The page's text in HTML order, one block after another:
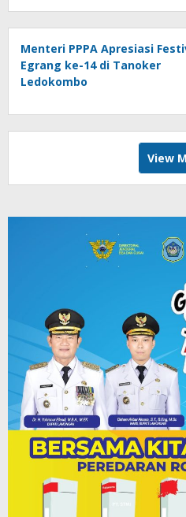
Menteri PPPA Apresiasi
Egrang ke-14 di Tanoker
Ledokombo
View